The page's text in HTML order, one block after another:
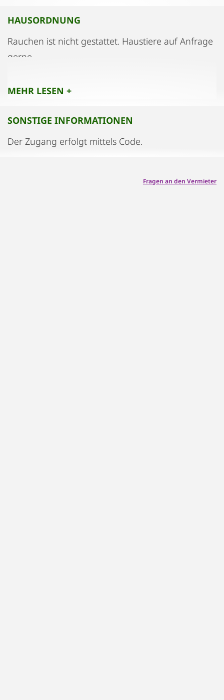
HAUSORDNUNG
Rauchen ist nicht gestattet. Haustiere auf Anfrage
gerne.
MEHR LESEN +
SONSTIGE INFORMATIONEN
Der Zugang erfolgt mittels Code.
Fragen an den Vermieter